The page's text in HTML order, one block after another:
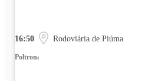
16:50 Rodoviária de Piúma
Poltrona